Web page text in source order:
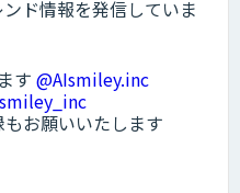
ド情報を発信していま
す @AIsmiley.inc
お願いいたします